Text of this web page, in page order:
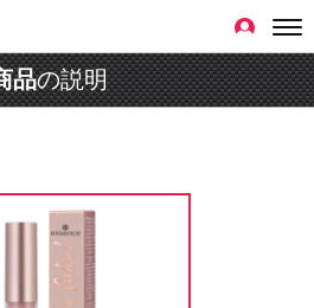
品の説明